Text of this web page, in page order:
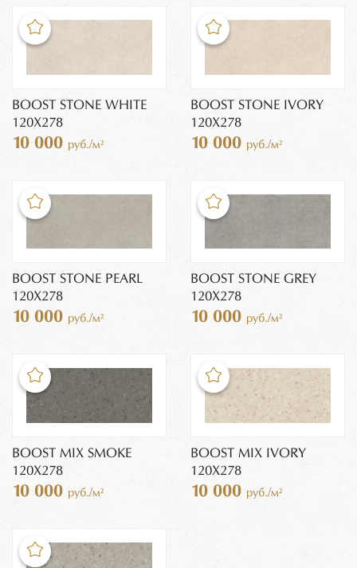
BOOST STONE WHITE
120X278
10 000 руб./м²
BOOST STONE IVORY
120X278
10 000 руб./м²
BOOST STONE PEARL
120X278
10 000 руб./м²
BOOST STONE GREY
120X278
10 000 руб./м²
BOOST MIX SMOKE
120X278
10 000 руб./м²
BOOST MIX IVORY
120X278
10 000 руб./м²